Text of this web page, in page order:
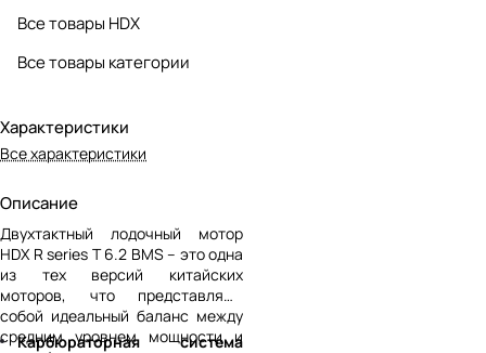
Все товары HDX
Все товары категории
Характеристики
Все характеристики
Описание
Двухтактный лодочный мотор
HDX R series T 6.2 BMS – это одна
из тех версий китайских
моторов, что представляют
собой идеальный баланс между
средним уровнем мощности и
Карбюраторная система